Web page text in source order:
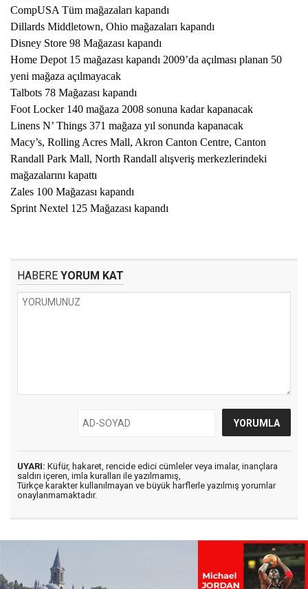
CompUSA Tüm mağazaları kapandı
Dillards Middletown, Ohio mağazaları kapandı
Disney Store 98 Mağazası kapandı
Home Depot 15 mağazası kapandı 2009’da açılması planan 50
yeni mağaza açılmayacak
Talbots 78 Mağazası kapandı
Foot Locker 140 mağaza 2008 sonuna kadar kapanacak
Linens N’ Things 371 mağaza yıl sonunda kapanacak
Macy’s, Rolling Acres Mall, Akron Canton Centre, Canton
Randall Park Mall, North Randall alışveriş merkezlerindeki
mağazalarını kapattı
Zales 100 Mağazası kapandı
Sprint Nextel 125 Mağazası kapandı
HABERE YORUM KAT
UYARI: Küfür, hakaret, rencide edici cümleler veya imalar, inançlara
saldırı içeren, imla kuralları ile yazılmamış,
Türkçe karakter kullanılmayan ve büyük harflerle yazılmış yorumlar
onaylanmamaktadır.